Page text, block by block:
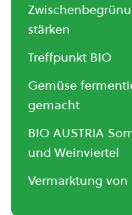
stärken
Treffpunkt BIO
Gemüse
gemacht
BIO AUSTRIA
und Weinviertel
Vermarktung von